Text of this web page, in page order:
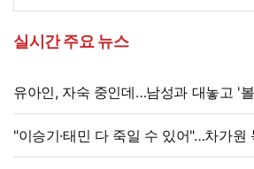
실시간 주요 뉴스
유아인, 자숙 중인데…남성과 대놓고 '
"이승기·태민 다 죽일 수 있어"…차가원